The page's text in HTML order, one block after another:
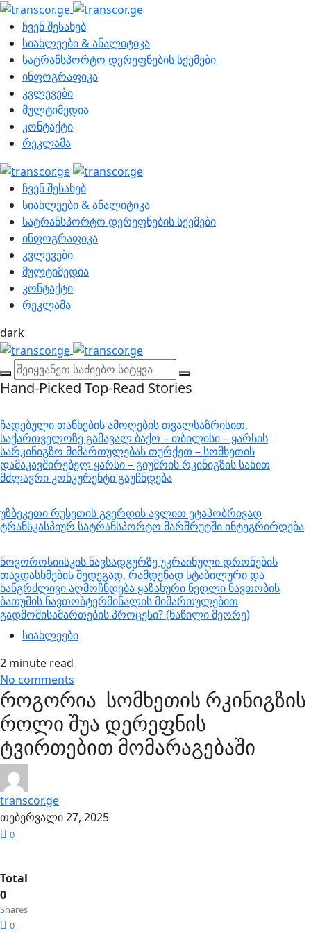
ჩვენ შესახებ
სიახლეები & ანალიტიკა
სატრანსპორტო დერეფნების სქემები
ინფოგრაფიკა
კვლევები
მულტიმედია
კონტაქტი
რეკლამა
ჩვენ შესახებ
სიახლეები & ანალიტიკა
სატრანსპორტო დერეფნების სქემები
ინფოგრაფიკა
კვლევები
მულტიმედია
კონტაქტი
რეკლამა
dark
Hand-Picked Top-Read Stories
ჩადებული თანხების ამოღების თვალსაზრისით,
საქართველოზე გამავალ ბაქო – თბილისი – ყარსის
სარკინიგზო მიმართულებას თურქეთ – სომხეთის
დამაკავშირებელ ყარსი – გიუმრის რკინიგზის სახით
მძლავრი კონკურენტი გაუჩნდება
უზბეკეთი რუსეთის გვერდის ავლით ეტაპობრივად
ტრანსკასპიურ სატრანსპორტო მარშრუტში ინტეგრირდება
ნოვოროსიისკის ნავსადგურზე უკრაინული დრონების
თავდასხმების შედეგად, რამდენად სტაბილური და
ხანგრძლივი აღმოჩნდება ყაზახური ნედლი ნავთობის
ბათუმის ნავთობტერმინალის მიმართულებით
გადმომისამართების პროცესი? (ნაწილი მეორე)
სიახლეები
2 minute read
No comments
როგორია სომხეთის რკინიგზის
როლი შუა დერეფნის
ტვირთებით მომარაგებაში
transcor.ge
თებერვალი 27, 2025
0
Total
0
Shares
0